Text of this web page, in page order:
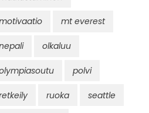
mt everest
olkaluu
polvi
ruoka seattle